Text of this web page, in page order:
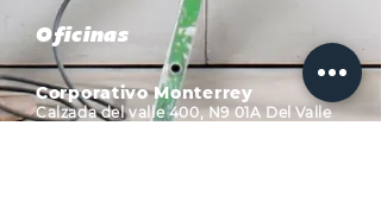
Oficinas
Corporativo Monterrey
Calzada del valle 400, N9 01A Del Valle